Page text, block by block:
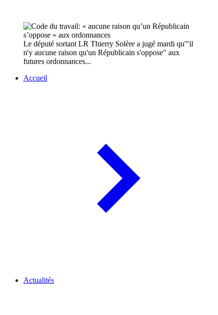
Le député sortant LR Thierry Solère a jugé mardi qu'"il
n'y aucune raison qu'un Républicain s'oppose" aux
futures ordonnances...
Accueil
Actualités